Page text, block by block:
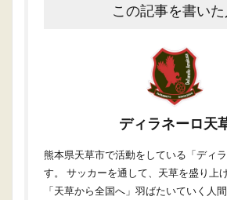
この記事を書いた
ディラネーロ天
熊本県天草市で活動をしている「ディ
す。 サッカーを通して、天草を盛り上
「天草から全国へ」羽ばたいていく人